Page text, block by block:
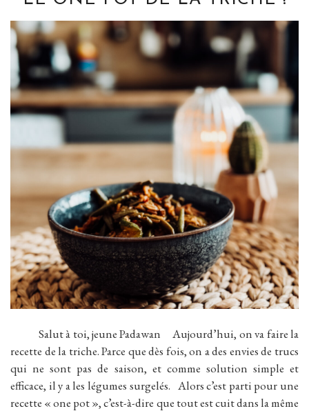
Salut à toi, jeune Padawan Aujourd’hui, on va faire la
recette de la triche. Parce que dès fois, on a des envies de trucs
qui ne sont pas de saison, et comme solution simple et
efficace, il y a les légumes surgelés. Alors c’est parti pour une
recette « one pot », c’est-à-dire que tout est cuit dans la même